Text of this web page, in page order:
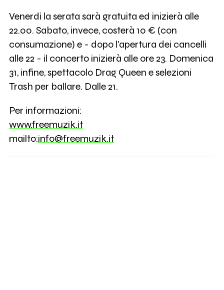
Venerdi la serata sarà gratuita ed inizierà alle
22.00. Sabato, invece, costerà 10 € (con
consumazione) e - dopo l'apertura dei cancelli
alle 22 - il concerto inizierà alle ore 23. Domenica
31, infine, spettacolo Drag Queen e selezioni
Trash per ballare. Dalle 21.
Per informazioni:
www.freemuzik.it
mailto:info@freemuzik.it